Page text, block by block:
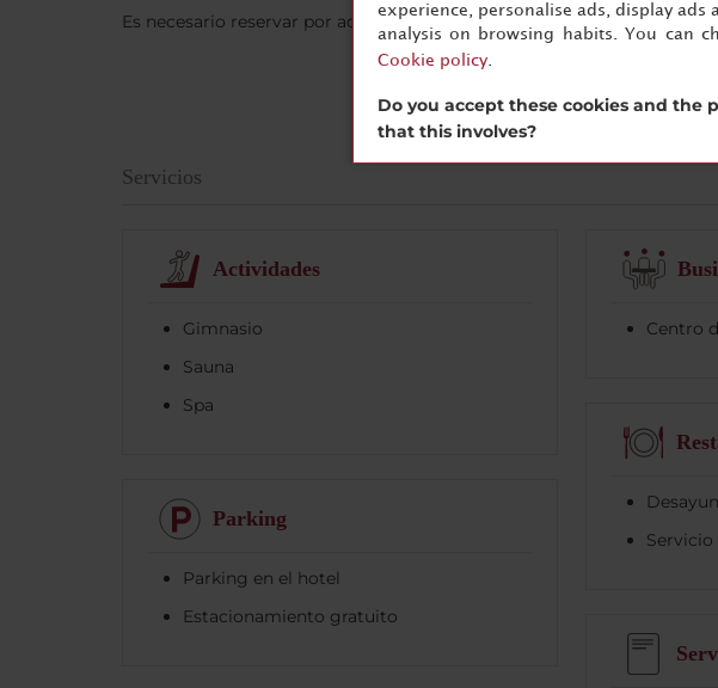
Es necesario reservar por adelantado
Servicios
Actividades
Gimnasio
Sauna
Spa
Centro
Parking
Parking en el hotel
Estacionamiento gratuito
experience, personalise ads, display
analysis on browsing habits. You can
Cookie policy.
Do you accept these cookies and the
that this involves?